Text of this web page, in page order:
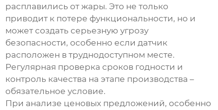
расплавились от жары. Это не только
приводит к потере функциональности, но и
может создать серьезную угрозу
безопасности, особенно если датчик
расположен в труднодоступном месте.
Регулярная проверка сроков годности и
контроль качества на этапе производства –
обязательное условие.
При анализе ценовых предложений, особенно